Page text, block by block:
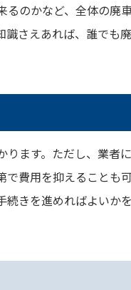
るのかなど、全体の廃
さえあれば、誰でも
ます。ただし、業者
費用を抑えることも
きを進めればよいか